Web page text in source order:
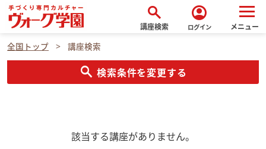
search
講座検索
account_circle
ログイン メニュー
全国トップ 講座検索
search 検索条件を変更する
該当する講座がありません。